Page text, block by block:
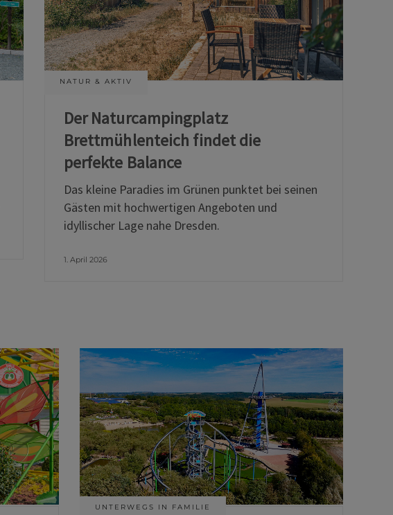
NATUR & AKTIV
Der Naturcampingplatz
Brettmühlenteich findet die
perfekte Balance
Das kleine Paradies im Grünen punktet bei seinen
Gästen mit hochwertigen Angeboten und
idyllischer Lage nahe Dresden.
1. April 2026
UNTERWEGS IN FAMILIE